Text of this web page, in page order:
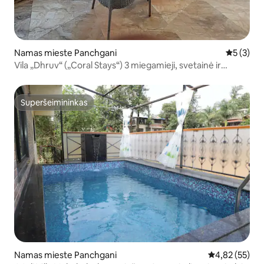
Namas mieste Panchgani Vidutinis
5 (3)
Vila „Dhruv“ („Coral Stays“) 3 miegamieji, svetainė ir
Superšeimininkas
Superšeimininkas
Namas mieste Panchgani Vidutinis
4,82 (55)